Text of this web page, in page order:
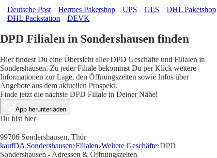
Deutsche Post Hermes Paketshop UPS GLS
DHL Paketshop
DHL Packstation
DEVK
DPD Filialen in Sondershausen finden
Hier findest Du eine Übersicht aller DPD Geschäfte und Filialen in
Sondershausen. Zu jeder Filiale bekommst Du per Klick weitere
Informationen zur Lage, den Öffnungszeiten sowie Infos über
Angebote aus dem aktuellen Prospekt.
Finde jetzt die nächste DPD Filiale in Deiner Nähe!
App herunterladen
Du bist hier
99706 Sondershausen, Thür
kaufDA Sondershausen Filialen Weitere Geschäfte DPD
Sondershausen - Adressen & Öffnungszeiten